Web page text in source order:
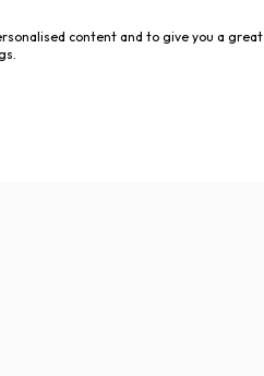
content and to give you a great